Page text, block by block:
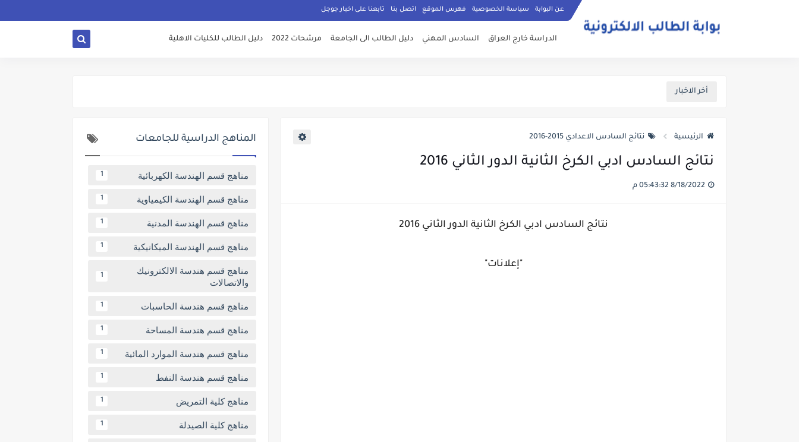
عن البوابة سياسة الخصوصية فهرس الموقع اتصل بنا تابعنا على اخبار جوجل
الدراسة خارج العراق السادس المهني دليل الطالب الى الجامعة مرشحات 2022 دليل الطالب للكليات الاهلية
أخر الاخبار
الرئيسية نتائج السادس الاعدادي 2015-2016
نتائج السادس ادبي الكرخ الثانية الدور الثاني 2016
نتائج السادس ادبي الكرخ الثانية الدور الثاني 2016
"إعلانات"
المناهج الدراسية للجامعات
مناهج قسم الهندسة الكهربائية 1
مناهج قسم الهندسة الكيمياوية 1
مناهج قسم الهندسة المدنية 1
مناهج قسم الهندسة الميكانيكية 1
مناهج قسم هندسة الالكترونيك
والاتصالات
1
مناهج قسم هندسة الحاسبات 1
مناهج قسم هندسة المساحة 1
مناهج قسم هندسة الموارد المائية 1
مناهج قسم هندسة النفط 1
مناهج كلية التمريض 1
مناهج كلية الصيدلة 1